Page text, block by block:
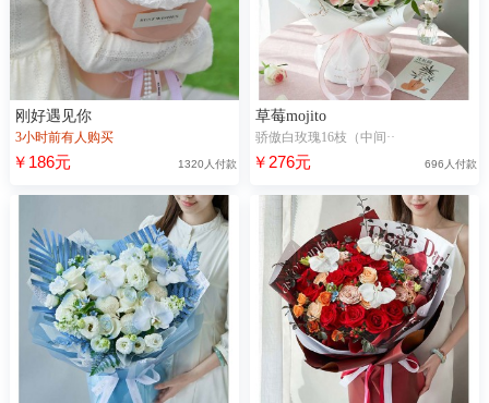
刚好遇见你
3小时前有人购买
￥186元 1320人付款
草莓mojito
骄傲白玫瑰16枝（中间··
￥276元 696人付款